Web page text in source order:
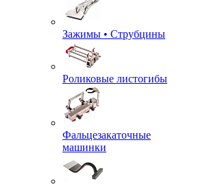
Зажимы • Струбцины
Роликовые листогибы
Фальцезакаточные
машинки